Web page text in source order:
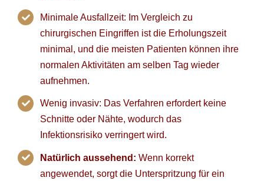
Minimale Ausfallzeit: Im Vergleich zu
chirurgischen Eingriffen ist die Erholungszeit
minimal, und die meisten Patienten können ihre
normalen Aktivitäten am selben Tag wieder
aufnehmen.
Wenig invasiv: Das Verfahren erfordert keine
Schnitte oder Nähte, wodurch das
Infektionsrisiko verringert wird.
Natürlich aussehend: Wenn korrekt
angewendet, sorgt die Unterspritzung für ein